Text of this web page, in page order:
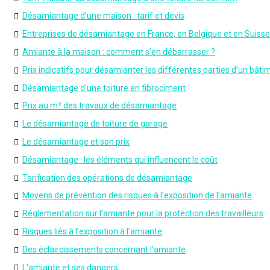
Désamiantage d’une maison : tarif et devis
Entreprises de désamiantage en France, en Belgique et en Suisse
Amiante à la maison : comment s’en débarrasser ?
Prix indicatifs pour désamianter les différentes parties d’un
Désamiantage d’une toiture en fibrociment
Prix au m² des travaux de désamiantage
Le désamiantage de toiture de garage
Le désamiantage et son prix
Désamiantage : les éléments qui influencent le coût
Tarification des opérations de désamiantage
Moyens de prévention des risques à l’exposition de l’amiante
Réglementation sur l’amiante pour la protection des travailleurs
Risques liés à l’exposition à l’amiante
Des éclaircissements concernant l’amiante
L’amiante et ses dangers